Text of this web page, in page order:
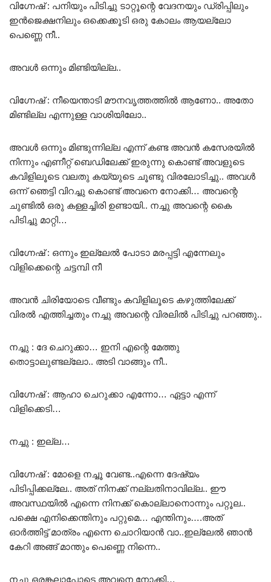
വിഗ്നേഷ് : പനിയും പിടിച്ചു ടാറ്റൂന്റെ വേദനയും ഡ്രിപ്പിലും
ഇൻജെക്ഷനിലും ഒക്കെക്കൂടി ഒരു കോലം ആയല്ലോ
പെണ്ണെ നീ..
അവൾ ഒന്നും മിണ്ടിയില്ല..
വിഗ്നേഷ് : നീയെന്താടി മൗനവൃത്തത്തിൽ ആണോ.. അതോ
മിണ്ടില്ല എന്നുള്ള വാശിയിലോ..
അവൾ ഒന്നും മിണ്ടുന്നില്ല എന്ന് കണ്ട അവൻ കസേരയിൽ
നിന്നും എണീറ്റ് ബെഡിലേക്ക് ഇരുന്നു കൊണ്ട് അവളുടെ
കവിളിലൂടെ വലതു കയ്യുടെ ചൂണ്ടു വിരലോടിച്ചു.. അവൾ
ഒന്ന് ഞെട്ടി വിറച്ചു കൊണ്ട് അവനെ നോക്കി… അവന്റെ
ചുണ്ടിൽ ഒരു കള്ളച്ചിരി ഉണ്ടായി.. നച്ചു അവന്റെ കൈ
പിടിച്ചു മാറ്റി…
വിഗ്നേഷ് : ഒന്നും ഇല്ലേൽ പോടാ മരപ്പട്ടി എന്നേലും
വിളിക്കെന്റെ ചട്ടമ്പി നീ
അവൻ ചിരിയോടെ വീണ്ടും കവിളിലൂടെ കഴുത്തിലേക്ക്
വിരൽ എത്തിച്ചതും നച്ചു അവന്റെ വിരലിൽ പിടിച്ചു പറഞ്ഞു..
നച്ചു : ദേ ചെറുക്കാ… ഇനി എന്റെ മേത്തു
തൊട്ടാലുണ്ടല്ലോ.. അടി വാങ്ങും നീ..
വിഗ്നേഷ് : ആഹാ ചെറുക്കാ എന്നോ… ഏട്ടാ എന്ന്
വിളിക്കെടി…
നച്ചു : ഇല്ല…
വിഗ്നേഷ് : മോളെ നച്ചൂ വേണ്ട..എന്നെ ദേഷ്യം
പിടിപ്പിക്കല്ലേ.. അത് നിനക്ക് നല്ലതിനാവില്ല.. ഈ
അവസ്ഥയിൽ എന്നെ നിനക്ക് കൊല്ലാനൊന്നും പറ്റൂല..
പക്ഷെ എനിക്കെന്തിനും പറ്റുമെ… എന്തിനും….അത്
ഓർത്തിട്ട് മാത്രം എന്നെ ചൊറിയാൻ വാ..ഇല്ലേൽ ഞാൻ
കേറി അങ്ങ് മാന്തും പെണ്ണെ നിന്നെ..
നച്ചു ഒരങ്കലാപ്പോടെ അവനെ നോക്കി…